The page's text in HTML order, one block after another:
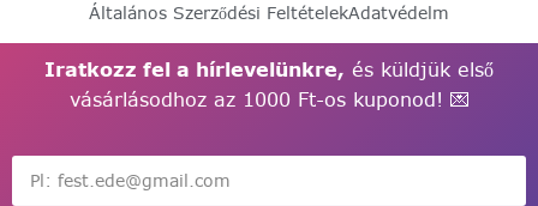
Általános Szerződési FeltételekAdatvédelm
Iratkozz fel a hírlevelünkre, és küldjük első
vásárlásodhoz az 1000 Ft-os kuponod! 💌